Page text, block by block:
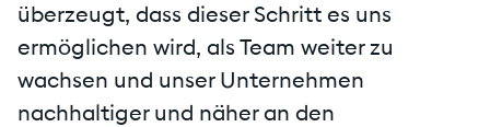
überzeugt, dass dieser Schritt es uns
ermöglichen wird, als Team weiter zu
wachsen und unser Unternehmen
nachhaltiger und näher an den